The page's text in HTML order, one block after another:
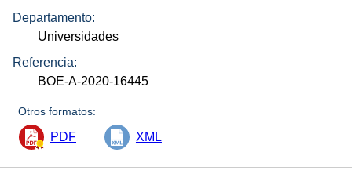
Departamento:
Universidades
Referencia:
BOE-A-2020-16445
Otros formatos:
PDF XML